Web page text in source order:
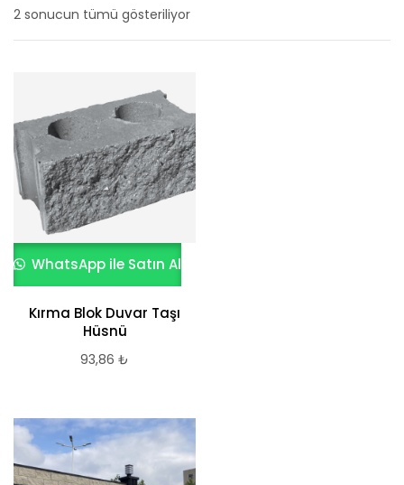
2 sonucun tümü gösteriliyor
sıralandı
WhatsApp ile Satın Al
Kırma Blok Duvar Taşı
Hüsnü
93,86 ₺